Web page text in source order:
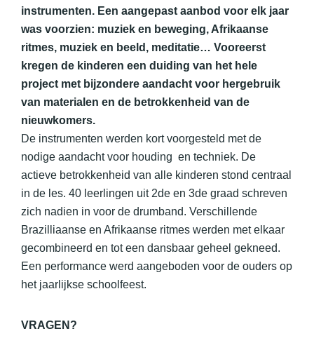
instrumenten. Een aangepast aanbod voor elk jaar
was voorzien: muziek en beweging, Afrikaanse
ritmes, muziek en beeld, meditatie… Vooreerst
kregen de kinderen een duiding van het hele
project met bijzondere aandacht voor hergebruik
van materialen en de betrokkenheid van de
nieuwkomers.
De instrumenten werden kort voorgesteld met de
nodige aandacht voor houding en techniek. De
actieve betrokkenheid van alle kinderen stond centraal
in de les. 40 leerlingen uit 2de en 3de graad schreven
zich nadien in voor de drumband. Verschillende
Brazilliaanse en Afrikaanse ritmes werden met elkaar
gecombineerd en tot een dansbaar geheel gekneed.
Een performance werd aangeboden voor de ouders op
het jaarlijkse schoolfeest.
VRAGEN?